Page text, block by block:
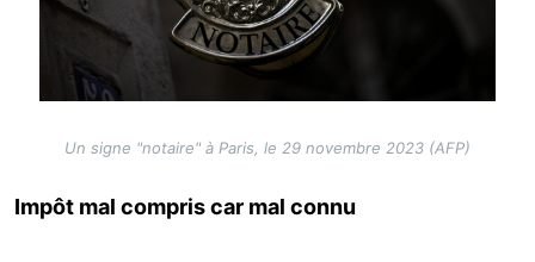
Un signe "notaire" à Paris, le 29 novembre 2023 (AFP)
Impôt mal compris car mal connu